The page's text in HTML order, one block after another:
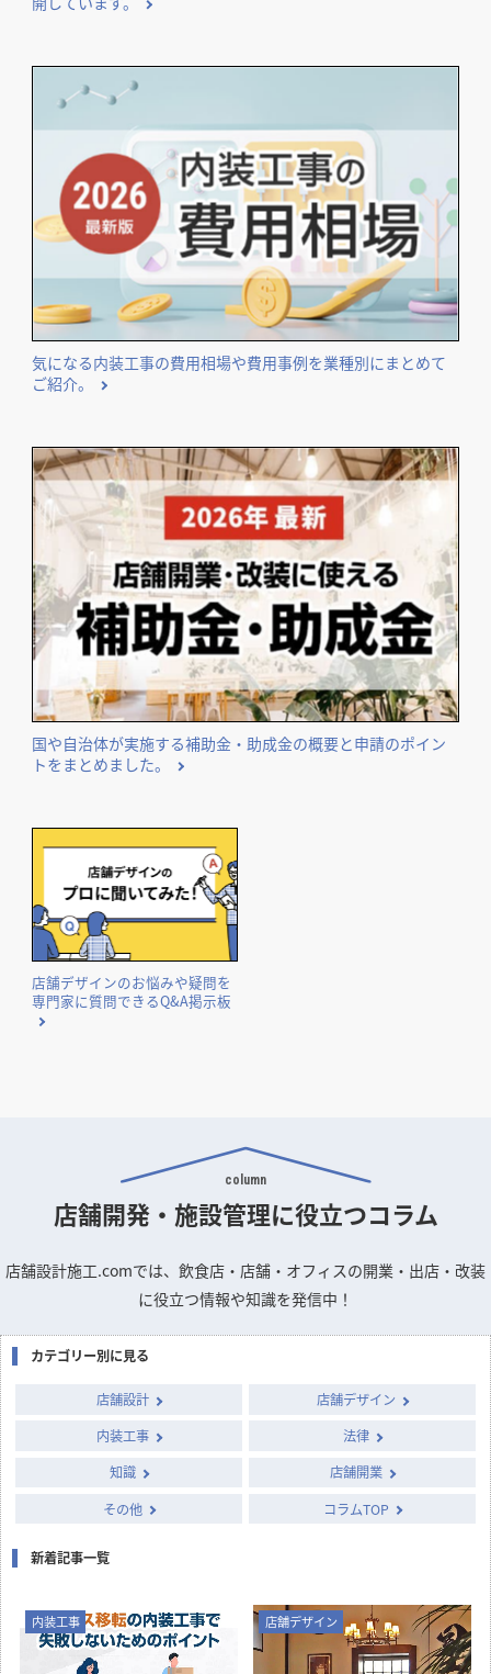
気になる内装工事の費用相場や費用事例を業種別にまとめて
ご紹介。
国や自治体が実施する補助金・助成金の概要と申請のポイン
トをまとめました。
店舗デザインのお悩みや疑問を
専門家に質問できるQ&A掲示板
column
店舗開発・施設管理に役立つコラム
店舗設計施工.comでは、飲食店・店舗・オフィスの開業・出店・改装
に役立つ情報や知識を発信中！
カテゴリー別に見る
店舗設計
店舗デザイン
内装工事
法律
知識
店舗開業
その他
コラムTOP
新着記事一覧
内装工事 店舗デザイン